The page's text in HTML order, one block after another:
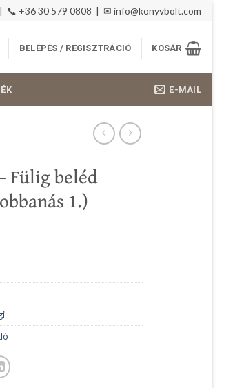
📞 +36 30 579 0808 | ✉ info@konyvbolt.com
BELÉPÉS / REGISZTRÁCIÓ KOSÁR
E-MAIL
Fülig beléd
1.)